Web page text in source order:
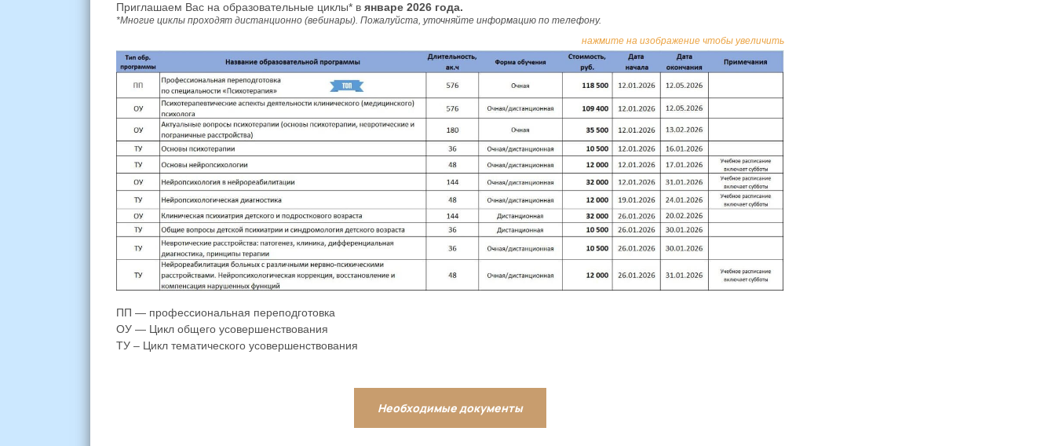
Приглашаем Вас на образовательные циклы* вянваре 2026 года.
*Многие циклы проходят дистанционно (вебинары). Пожалуйста, уточняйте информацию по телефону.
нажмите на изображение чтобы увеличить
ПП — профессиональная переподготовка
ОУ — Цикл общего усовершенствования
ТУ – Цикл тематического усовершенствования
Необходимые документы